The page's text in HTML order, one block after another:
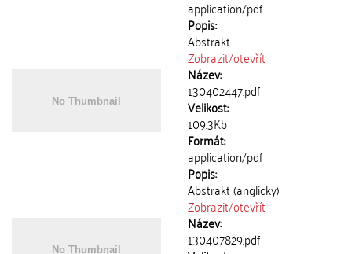
application/pdf
Popis:
Abstrakt
Zobrazit/otevřít
Název:
130402447.pdf
Velikost:
109.3Kb
Formát:
application/pdf
Popis:
Abstrakt (anglicky)
Zobrazit/otevřít
Název:
130407829.pdf